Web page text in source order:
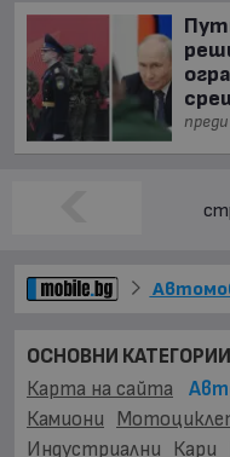
ОСНОВНИ КАТЕГОРИИ
Карта на сайта
Камиони
Индустриални Кари